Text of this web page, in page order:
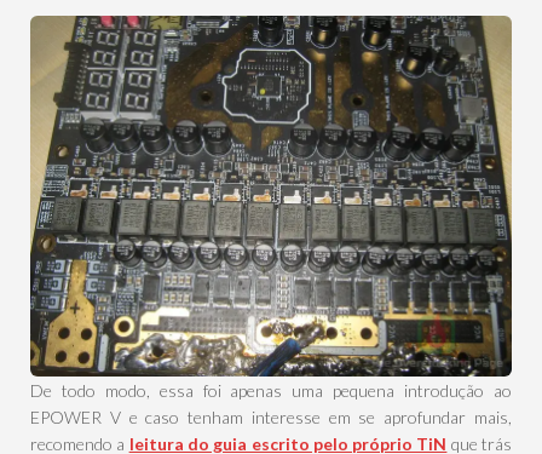
De todo modo, essa foi apenas uma pequena introdução ao
EPOWER V e caso tenham interesse em se aprofundar mais,
recomendo a leitura do guia escrito pelo próprio TiN que trás